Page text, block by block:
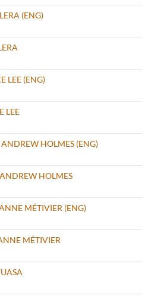
(ENG)
LEE (ENG)
LEE
HOLMES (ENG)
HOLMES
MÉTIVIER (ENG)
MÉTIVIER